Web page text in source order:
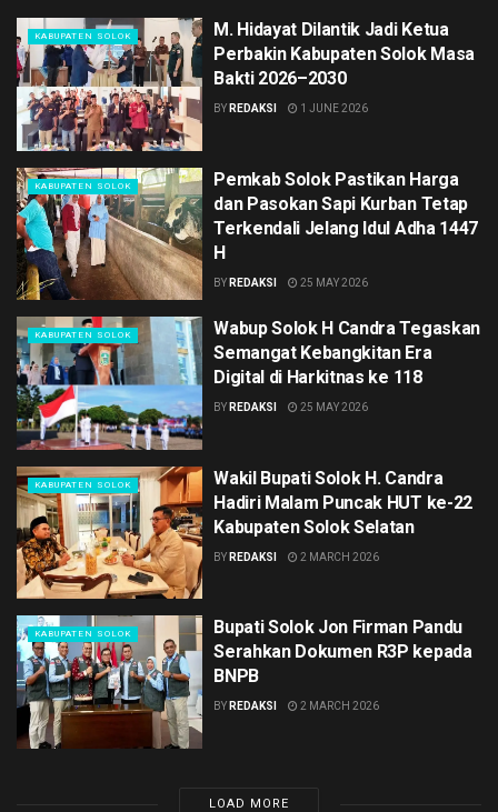
KABUPATEN SOLOK
M. Hidayat Dilantik Jadi Ketua
Perbakin Kabupaten Solok Masa
Bakti 2026–2030
BY REDAKSI 1 JUNE 2026
KABUPATEN SOLOK
Pemkab Solok Pastikan Harga
dan Pasokan Sapi Kurban Tetap
Terkendali Jelang Idul Adha 1447
H
BY REDAKSI 25 MAY 2026
KABUPATEN SOLOK
Wabup Solok H Candra Tegaskan
Semangat Kebangkitan Era
Digital di Harkitnas ke 118
BY REDAKSI 25 MAY 2026
KABUPATEN SOLOK
Wakil Bupati Solok H. Candra
Hadiri Malam Puncak HUT ke-22
Kabupaten Solok Selatan
BY REDAKSI 2 MARCH 2026
KABUPATEN SOLOK
Bupati Solok Jon Firman Pandu
Serahkan Dokumen R3P kepada
BNPB
BY REDAKSI 2 MARCH 2026
LOAD MORE